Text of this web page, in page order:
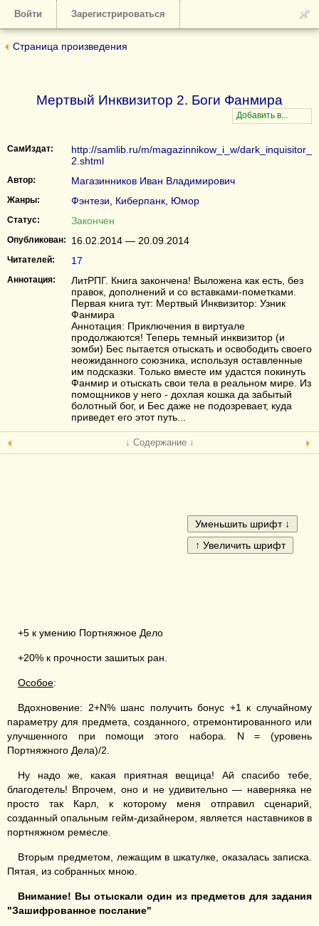
Войти Зарегистрироваться
Страница произведения
Мертвый Инквизитор 2. Боги Фанмира
СамИздат:
http://samlib.ru/m/magazinnikow_i_w/dark_inquisitor_
2.shtml
Автор: Магазинников Иван Владимирович
Жанры: Фэнтези Киберпанк Юмор
Статус: Закончен
Опубликован: 16.02.2014 — 20.09.2014
Читателей: 17
Аннотация:
ЛитРПГ. Книга закончена! Выложена как есть, без
правок, дополнений и со вставками-пометками.
Первая книга тут: Мертвый Инквизитор: Узник
Фанмира
Аннотация: Приключения в виртуале
продолжаются! Теперь темный инквизитор (и
зомби) Бес пытается отыскать и освободить своего
неожиданного союзника, используя оставленные
им подсказки. Только вместе им удастся покинуть
Фанмир и отыскать свои тела в реальном мире. Из
помощников у него - дохлая кошка да забытый
болотный бог, и Бес даже не подозревает, куда
приведет его этот путь...
↓ Содержание ↓
+5 к умению Портняжное Дело
+20% к прочности зашитых ран.
Особое:
Вдохновение: 2+N% шанс получить бонус +1 к случайному
параметру для предмета, созданного, отремонтированного или
улучшенного при помощи этого набора. N = (уровень
Портняжного Дела)/2.
Ну надо же, какая приятная вещица! Ай спасибо тебе,
благодетель! Впрочем, оно и не удивительно — наверняка не
просто так Карл, к которому меня отправил сценарий,
созданный опальным гейм-дизайнером, является наставников в
портняжном ремесле.
Вторым предметом, лежащим в шкатулке, оказалась записка.
Пятая, из собранных мною.
Внимание! Вы отыскали один из предметов для задания
"Зашифрованное послание"